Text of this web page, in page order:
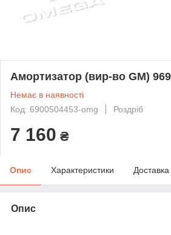
Амортизатор (вир-во GM)
Немає в наявності
Код: 6900504453-omg
Роздріб
7 160 ₴
Опис Характеристики Доставка
Опис